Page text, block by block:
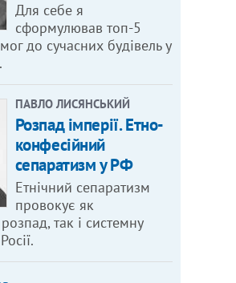
Для себе я
сформулював топ-5
до сучасних будівель у
ПАВЛО ЛИСЯНСЬКИЙ
Розпад імперії. Етно-
конфесійний
сепаратизм у РФ
Етнічний сепаратизм
провокує як
так і системну